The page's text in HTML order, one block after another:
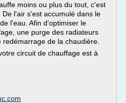
moins ou plus du tout, c'est
l'air s'est accumulé dans le
l'eau. Afin d'optimiser le
une purge des radiateurs
de la chaudière.
circuit de chauffage est à